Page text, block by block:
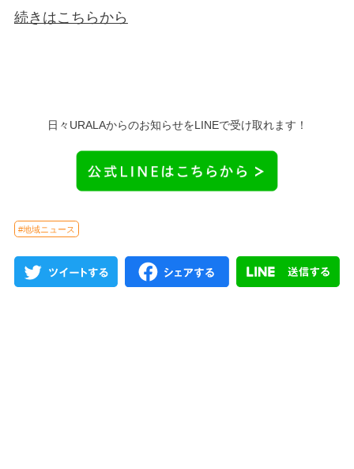
続きはこちらから
日々URALAからのお知らせをLINEで受け取れます！
#地域ニュース